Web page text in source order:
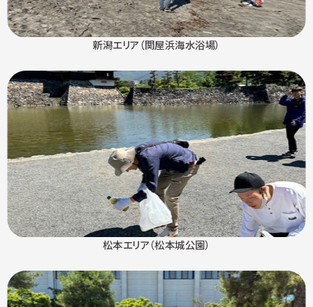
新潟エリア（関屋浜海水浴場）
松本エリア（松本城公園）